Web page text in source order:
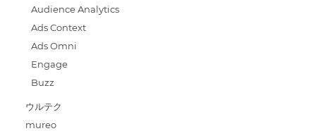
Audience Analytics
Ads Context
Ads Omni
Engage
Buzz
ウルテク
mureo